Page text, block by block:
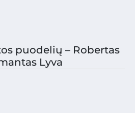
puodelių – Robertas
Lyva